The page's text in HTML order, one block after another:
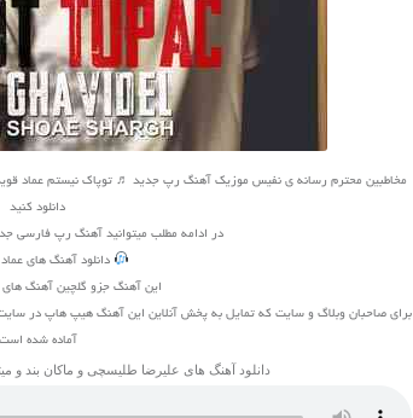
دانلود کنید
در ادامه مطلب میتوانید آهنگ رپ فارسی
دانلود آهنگ های
این آهنگ جزو گلچین آهنگ
برای صاحبان وبلاگ و سایت که تمایل به پخش آنلاین این آهنگ هیپ هاپ در
آماده شده است
دانلود آهنگ های علیرضا طلیسچی و ماکان بند و